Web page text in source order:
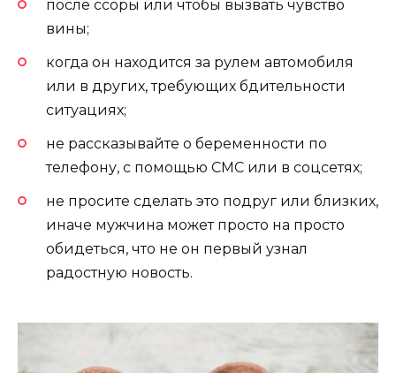
после ссоры или чтобы вызвать чувство
вины;
когда он находится за рулем автомобиля
или в других, требующих бдительности
ситуациях;
не рассказывайте о беременности по
телефону, с помощью СМС или в соцсетях;
не просите сделать это подруг или близких,
иначе мужчина может просто на просто
обидеться, что не он первый узнал
радостную новость.